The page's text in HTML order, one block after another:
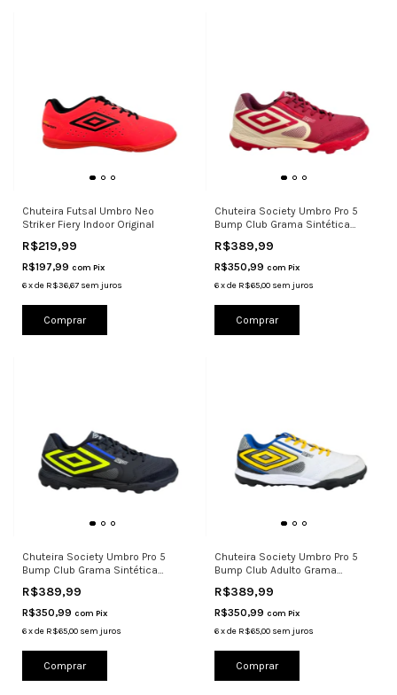
Chuteira Futsal Umbro Neo
Striker Fiery Indoor Original
R$219,99
R$197,99 com Pix
6xde R$36,67 sem juros
Comprar
Chuteira Society Umbro Pro 5
Bump Club Grama Sintética
R$389,99
R$350,99 com Pix
6 xde R$65,00 sem juros
Comprar
Chuteira Society Umbro Pro 5
Bump Club Grama Sintética
R$389,99
R$350,99 com Pix
6xde R$65,00 sem juros
Comprar
Chuteira Society Umbro Pro 5
Bump Club Adulto Grama
R$389,99
R$350,99 com Pix
6 xde R$65,00 sem juros
Comprar